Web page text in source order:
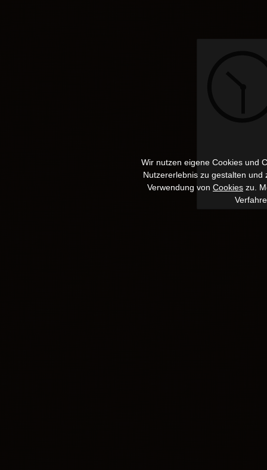
Wir nutzen eigene Cookies und
Nutzererlebnis zu gestalten
Verwendung von Cookies zu.